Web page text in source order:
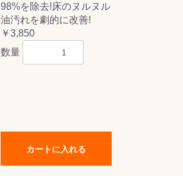
98%を除去!床のヌルヌル
油汚れを劇的に改善!
￥3,850
数量
カートに入れる